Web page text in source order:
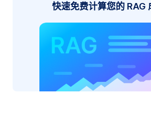
快速免费计算您的 RAG